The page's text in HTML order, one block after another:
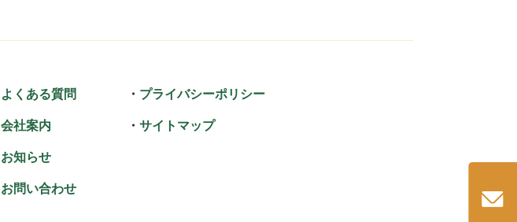
よくある質問
会社案内
お知らせ
お問い合わせ
プライバシーポリシー
サイトマップ